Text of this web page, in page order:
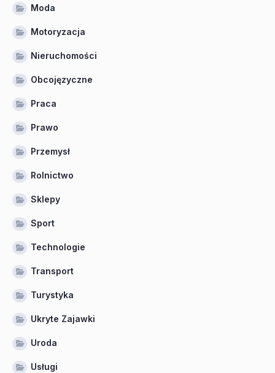
Moda
Motoryzacja
Nieruchomości
Obcojęzyczne
Praca
Prawo
Przemysł
Rolnictwo
Sklepy
Sport
Technologie
Transport
Turystyka
Ukryte Zajawki
Uroda
Usługi